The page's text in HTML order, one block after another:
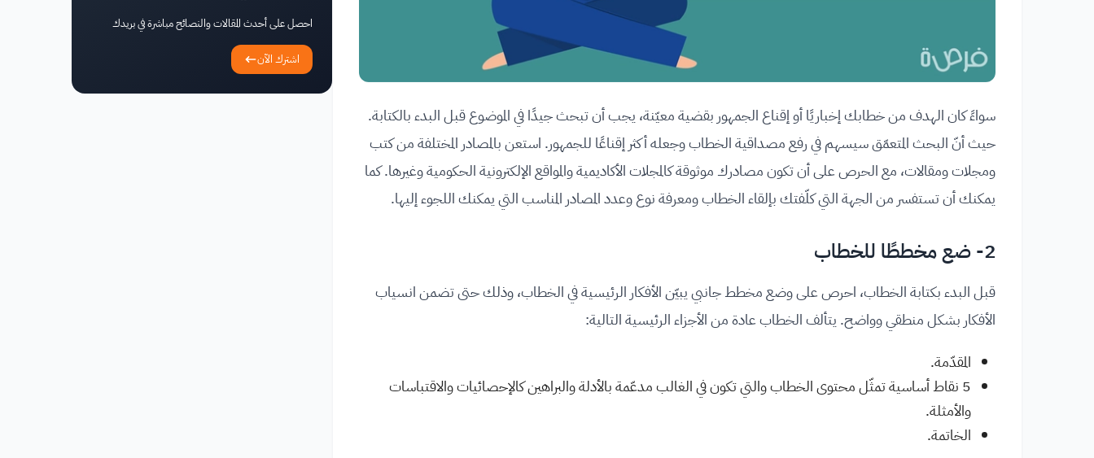
سواءً كان الهدف من خطابك إخباريًا أو إقناع الجمهور بقضية معيّنة، يجب أن تبحث جيدًا في الموضوع قبل البدء بالكتابة.
حيث أنّ البحث المتعمّق سيسهم في رفع مصداقية الخطاب وجعله أكثر إقناعًا للجمهور. استعن بالمصادر المختلفة من كتب
ومجلات ومقالات، مع الحرص على أن تكون مصادرك موثوقة كالمجلات الأكاديمية والمواقع الإلكترونية الحكومية وغيرها. كما
يمكنك أن تستفسر من الجهة التي كلّفتك بإلقاء الخطاب ومعرفة نوع وعدد المصادر المناسب التي يمكنك اللجوء إليها.
2- ضع مخططًا للخطاب
قبل البدء بكتابة الخطاب، احرص على وضع مخطط جانبي يبيّن الأفكار الرئيسية في الخطاب، وذلك حتى تضمن انسياب
الأفكار بشكل منطقي وواضح. يتألف الخطاب عادة من الأجزاء الرئيسية التالية:
المقدّمة.
5 نقاط أساسية تمثّل محتوى الخطاب والتي تكون في الغالب مدعّمة بالأدلة والبراهين كالإحصائيات والاقتباسات
والأمثلة.
الخاتمة.
احصل على أحدث المقالات والنصائح مباشرة في بريدك
اشترك الآن